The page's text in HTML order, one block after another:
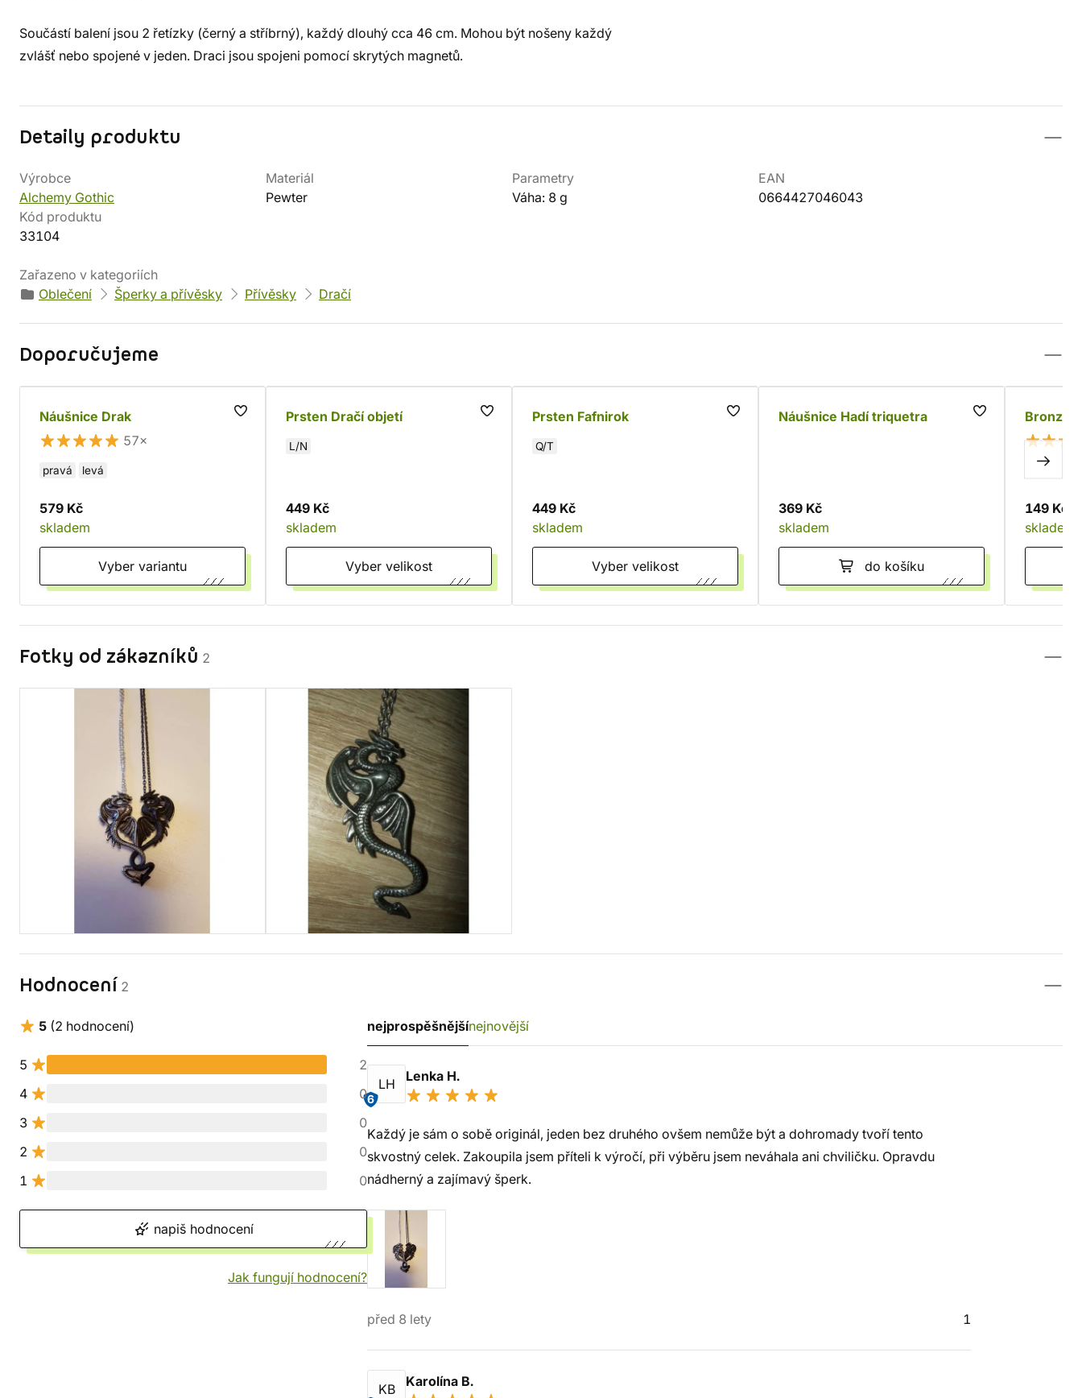
Součástí balení jsou 2 řetízky (černý a stříbrný), každý dlouhý cca 46 cm. Mohou být nošeny každý
zvlášť nebo spojené v jeden. Draci jsou spojeni pomocí skrytých magnetů.
Detaily produktu
Výrobce
Alchemy Gothic
Materiál
Pewter
Parametry
Váha: 8 g
EAN
0664427046043
Kód produktu
33104
Zařazeno v kategoriích
Oblečení
Šperky a přívěsky Přívěsky Dračí
Doporučujeme
Náušnice Drak
57×
pravá levá
579 Kč
skladem
Vyber variantu
Prsten Dračí objetí
L/N
449 Kč
skladem
Vyber velikost
Prsten Fafnirok
Q/T
449 Kč
skladem
Vyber velikost
Náušnice Hadí triquetra
369 Kč
skladem
do košíku
149 Kč
skladem
Fotky od zákazníků 2
Hodnocení 2
5 (2 hodnocení)
5
2
4
0
3
0
2
0
1
0
napiš hodnocení
Jak fungují hodnocení?
nejprospěšnějšínejnovější
LH
6
Lenka H.
Každý je sám o sobě originál, jeden bez druhého ovšem nemůže být a dohromady tvoří tento
skvostný celek. Zakoupila jsem příteli k výročí, při výběru jsem neváhala ani chviličku. Opravdu
nádherný a zajímavý šperk.
před 8 lety 1
KB Karolína B.